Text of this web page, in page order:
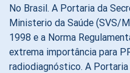
No Brasil. A Portaria da
Ministerio da Saúde (SVS/
1998 e a Norma
extrema importância para
radiodiagnóstico. A